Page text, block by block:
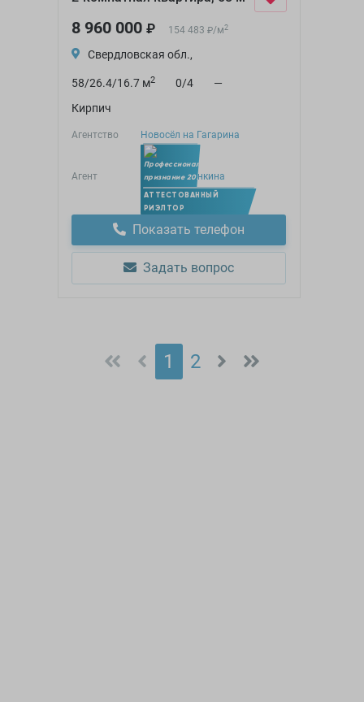
8 960 000 ₽ 154 483 ₽/м2
Свердловская обл.,
58/26.4/16.7 м2 0/4
—
Кирпич
Агентство Новосёл на Гагарина
Член УПН
Агент Юлия Дунченкина
АТТЕСТОВАННЫЙ
РИЭЛТОР
Показать телефон
Задать вопрос
1 2